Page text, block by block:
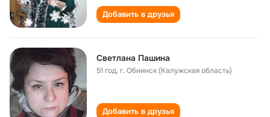
Добавить в друзья
Светлана Пашина
51 год,г. Обнинск (Калужская область)
Добавить в друзья